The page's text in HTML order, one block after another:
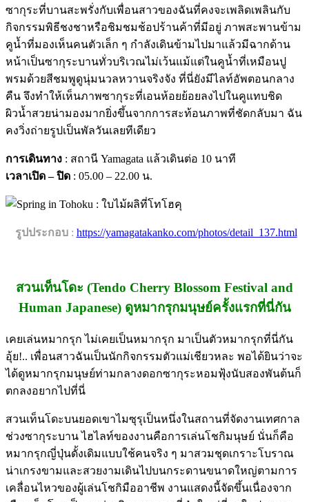
ซากุระที่บานสะพรั่งกับเพื่อนสาวของฉันที่คงจะเพลิดเพลินกับ
กิจกรรมพิธีชงชาหรือชิมชมช้อปร้านค้าที่มีอยู่ ภาพสะพานข้าม
คูน้ำที่มองเห็นคนตัวเล็ก ๆ กำลังเดินข้ามไปมาแล้วมีฉากด้าน
หน้าเป็นซากุระบานทั่วบริเวณไม่เว้นแม้แต่ในคูน้ำที่เหมือนปู
พรมด้วยสีชมพูดูนุ่มนวลหวานจริงจัง ที่นี่ยังมีไลท์อัพตอนกลาง
คืน จึงทำให้เห็นภาพซากุระที่เอนห้อยย้อยลงไปในคูแทบชิด
ผิวน้ำสวยน่ามองมากยิ่งขึ้นจากการสะท้อนภาพที่ชัดกลับมา ฉัน
คงวิ่งถ่ายรูปเป็นพัลวันเลยทีเดียว
การเดินทาง : สถานี Yamagata แล้วเดินต่อ 10 นาที
เวลาเปิด – ปิด : 05.00 – 22.00 น.
รูปประกอบ: https://yamagatakanko.com/photos/detail_137.html
สวนเท็นโดะ (Tendo Cherry Blossom Festival and
Human Japanese) ดูหมากรุกมนุษย์ครั้งแรกที่นี่กัน
เคยเล่นหมากรุก ไม่เคยเป็นหมากรุก มาเป็นตัวหมากรุกที่นี่กัน
อุ้ย!.. เพื่อนสาวฉันเป็นนักกิจกรรมตัวแม่เชียวหละ พอได้ยินว่าจะ
ได้ดูหมากรุกมนุษย์ท่ามกลางดอกซากุระหอมฟุ้งนับสองพันต้นก็
ตกลงอยากไปที่นี่
สวนเท็นโดะบนยอดเขาไมซุรุเป็นหนึ่งในสถานที่จัดงานเทศกาล
ช่วงซากุระบาน ไฮไลท์ของงานคือการเล่นโชกิมนุษย์ นั่นก็คือ
หมากรุกญี่ปุ่นดั้งเดิมแบบใช้คนจริง ๆ มาสวมชุดเกราะโบราณ
น่าเกรงขามและสวยงามเดินไปบนกระดานขนาดใหญ่ตามการ
เคลื่อนไหวของผู้เล่นโชกิมืออาชีพ งานแสดงนี้จัดขึ้นเนื่องจาก